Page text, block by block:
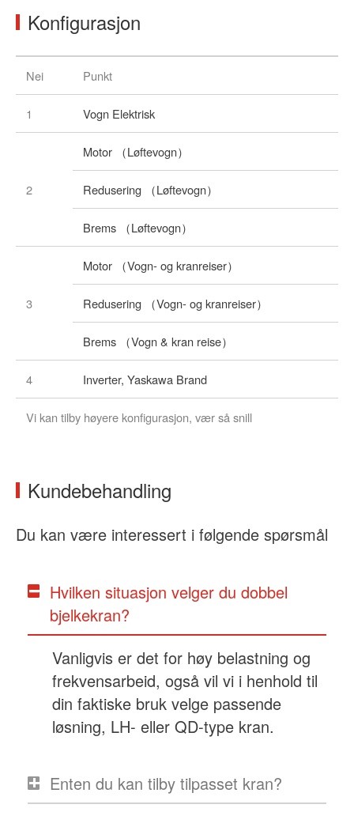
Konfigurasjon
Nei Punkt
1 Vogn Elektrisk
2
Motor （Løftevogn）
Redusering （Løftevogn）
Brems （Løftevogn）
3
Motor （Vogn- og kranreiser）
Redusering （Vogn- og kranreiser）
Brems （Vogn & kran reise）
4 Inverter, Yaskawa Brand
Vi kan tilby høyere konfigurasjon, vær så snill
Kundebehandling
Du kan være interessert i følgende spørsmål
Hvilken situasjon velger du dobbel
bjelkekran?
Vanligvis er det for høy belastning og
frekvensarbeid, også vil vi i henhold til
din faktiske bruk velge passende
løsning, LH- eller QD-type kran.
Enten du kan tilby tilpasset kran?